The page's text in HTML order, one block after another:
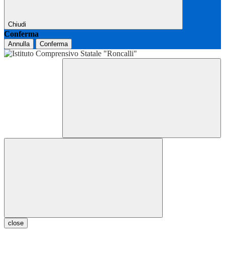
Chiudi
Conferma
Annulla Conferma
close